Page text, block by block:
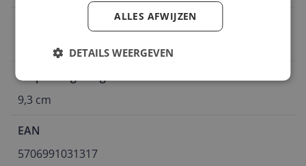
User documents
Verpakking hoogte
9,3 cm
EAN
5706991031317
ALLES AFWIJZEN
DETAILS WEERGEVEN